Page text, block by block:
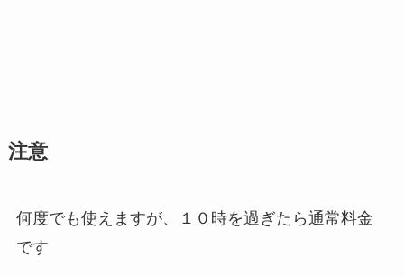
注意
何度でも使えますが、１０時を過ぎたら通常料金
です